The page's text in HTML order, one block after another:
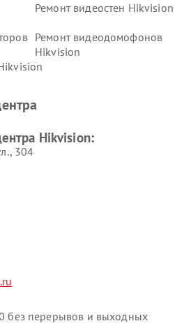
Ремонт видеостен Hikvision
Ремонт видеодомофонов
Hikvision
Hikvision:
304
без перерывов и выходных